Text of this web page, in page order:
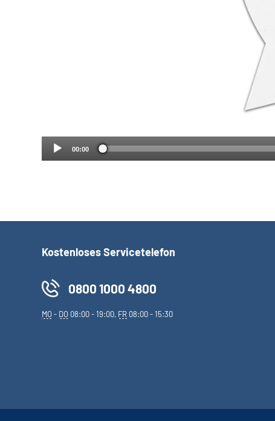
00:00
Kostenloses Servicetelefon
0800 1000 4800
MO- DO 08:00 - 19:00, FR 08:00 - 15:30